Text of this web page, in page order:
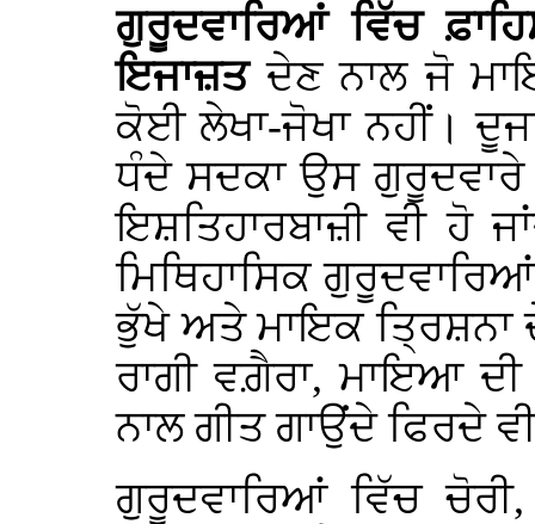
ਗੁਰੂਦਵਾਰਿਆਂ ਵਿੱਚ
ਇਜਾਜ਼ਤਦੇਣ ਨਾਲ ਜੋ
ਕੋਈ ਲੇਖਾ-ਜੋਖਾ ਨਹੀਂ।
ਧੰਦੇ ਸਦਕਾ ਉਸ ਗੁਰੂਦਵਾਰੇ
ਇਸ਼ਤਿਹਾਰਬਾਜ਼ੀ ਵੀ ਹੋ
ਮਿਥਿਹਾਸਿਕ
ਭੁੱਖੇ ਅਤੇ ਮਾਇਕ ਤ੍ਰਿਸ਼ਨਾ
ਰਾਗੀ ਵਗ਼ੈਰਾ, ਮਾਇਆ ਦੀ
ਨਾਲ ਗੀਤ ਗਾਉਂਦੇ ਫਿਰਦੇ
ਗੁਰੂਦਵਾਰਿਆਂ ਵਿੱਚ